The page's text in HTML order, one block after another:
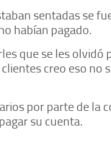
sentadas se
habían pagado.
que se les
creo eso no
por parte de la
su cuenta.